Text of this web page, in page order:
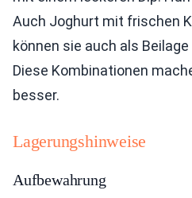
Auch Joghurt mit frischen
können sie auch als
Diese Kombinationen
besser.
Lagerungshinweise
Aufbewahrung